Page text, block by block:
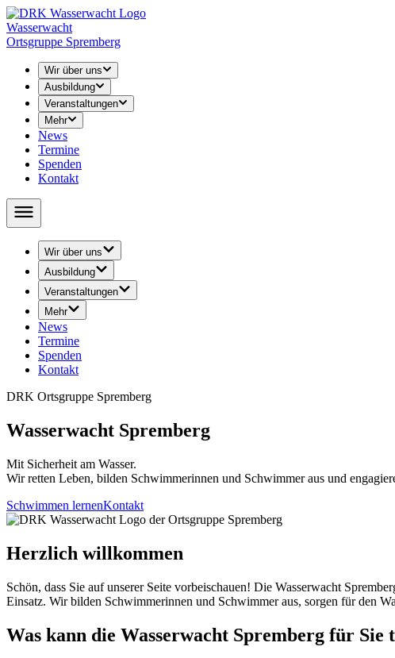
Wasserwacht
Ortsgruppe Spremberg
Wir über uns
Ausbildung
Veranstaltungen
Mehr
News
Termine
Spenden
Kontakt
Wir über uns
› Leitung
› Unser Training
› Abschied
› Geschichte
Ausbildung
› Rettungsschwimmen
› Schwimmunterricht
Veranstaltungen
› 24-h-Schwimmen
› 48-h-Schwimmen
Mehr
› Öffentlichkeitsarbeit
› Youtube
› Rätsel / Basteln / Malvorlagen
News
Termine
Spenden
Kontakt
DRK Ortsgruppe Spremberg
Wasserwacht Spremberg
Mit Sicherheit am Wasser.
Wir retten Leben, bilden Schwimmerinnen und Schwimmer aus und
Schwimmen lernenKontakt
Herzlich willkommen
Schön, dass Sie auf unserer Seite vorbeischauen! Die Wasserwacht
Einsatz. Wir bilden Schwimmerinnen und Schwimmer aus, sorgen für den
Was kann die Wasserwacht Spremberg für Sie